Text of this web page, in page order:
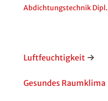
Abdichtungstechnik
Luftfeuchtigkeit
Gesundes Raumklima